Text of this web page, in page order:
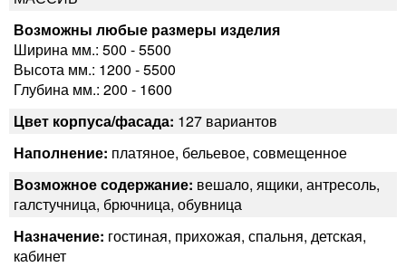
Возможны любые размеры изделия
Ширина мм.: 500 - 5500
Высота мм.: 1200 - 5500
Глубина мм.: 200 - 1600
Цвет корпуса/фасада: 127 вариантов
Наполнение: платяное, бельевое, совмещенное
Возможное содержание: вешало, ящики, антресоль,
галстучница, брючница, обувница
Назначение: гостиная, прихожая, спальня, детская,
кабинет